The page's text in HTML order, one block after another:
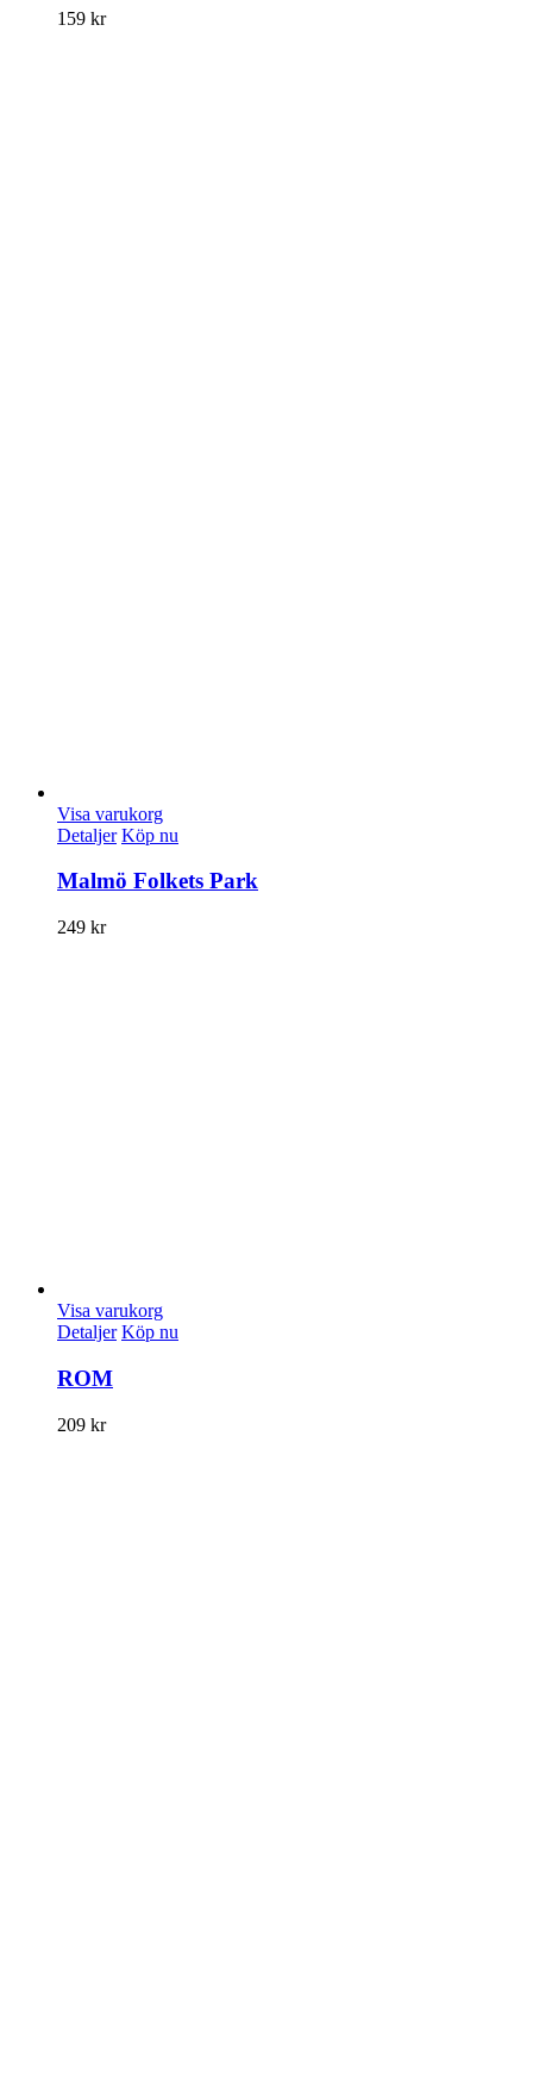
159 kr
Visa varukorg
Detaljer Köp nu
Malmö Folkets Park
249 kr
Visa varukorg
Detaljer Köp nu
ROM
209 kr